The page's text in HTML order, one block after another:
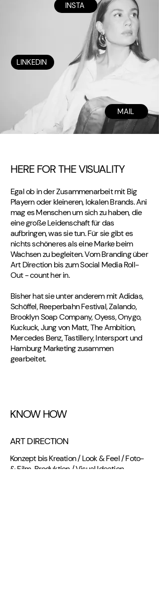
INSTA
LINKEDIN
MAIL
HERE FOR THE VISUALITY
Egal ob in der Zusammenarbeit mit Big
Playern oder kleineren, lokalen Brands. Ani
mag es Menschen um sich zu haben, die
eine große Leidenschaft für das
aufbringen, was sie tun. Für sie gibt es
nichts schöneres als eine Marke beim
Wachsen zu begleiten. Vom Branding über
Art Direction bis zum Social Media Roll-
Out - count her in.
Bisher hat sie unter anderem mit Adidas,
Schöffel, Reeperbahn Festival, Zalando,
Brooklyn Soap Company, Oyess, Onygo,
Kuckuck, Jung von Matt, The Ambition,
Mercedes Benz, Tastillery, Intersport und
Hamburg Marketing zusammen
gearbeitet.
KNOW HOW
ART DIRECTION
Konzept bis Kreation / Look & Feel / Foto-
& Film-Produktion / Visual Ideation